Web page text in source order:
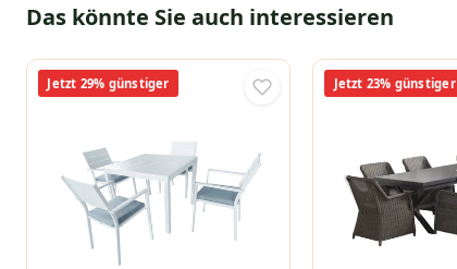
Das könnte Sie auch interessieren
Jetzt 29% günstiger Jetzt 23% günstiger